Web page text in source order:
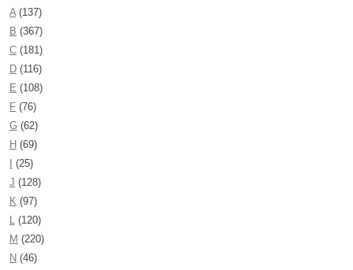
A(137)
B (367)
C (181)
D (116)
E (108)
F (76)
G (62)
H (69)
(25)
J (128)
K (97)
L (120)
M (220)
N (46)